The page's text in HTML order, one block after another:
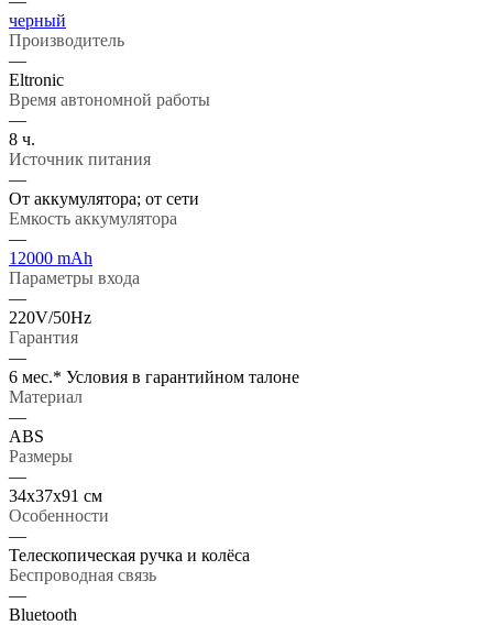
черный
Производитель
—
Eltronic
Время автономной работы
—
8 ч.
Источник питания
—
От аккумулятора; от сети
Емкость аккумулятора
—
12000 mAh
Параметры входа
—
220V/50Hz
Гарантия
—
6 мес.* Условия в гарантийном талоне
Материал
—
ABS
Размеры
—
34х37х91 см
Особенности
—
Телескопическая ручка и колёса
Беспроводная связь
—
Bluetooth